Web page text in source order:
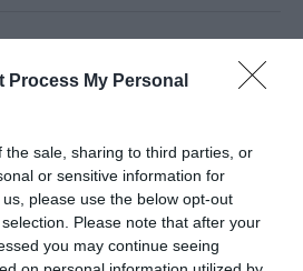
Process My Personal
the sale, sharing to third parties, or
or sensitive information for
please use the below opt-out
Please note that after your
you may continue seeing
PinterestLinkedInEmail Print